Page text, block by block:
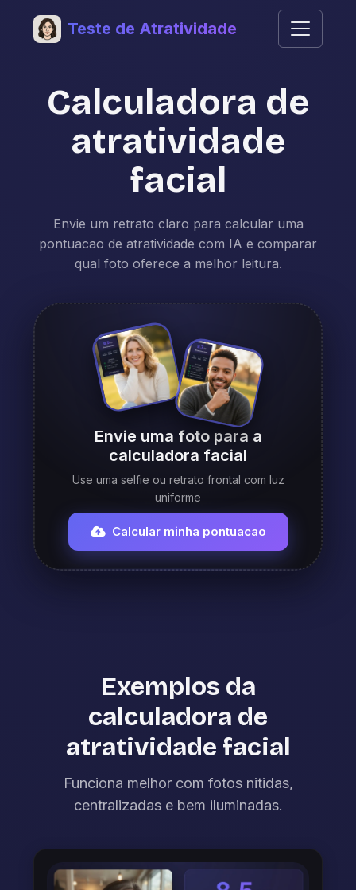
Teste de Atratividade
Calculadora de
atratividade
facial
Envie um retrato claro para calcular uma
pontuacao de atratividade com IA e comparar
qual foto oferece a melhor leitura.
Envie uma foto para a
calculadora facial
Use uma selfie ou retrato frontal com luz
uniforme
Calcular minha pontuacao
Exemplos da
calculadora de
atratividade facial
Funciona melhor com fotos nitidas,
centralizadas e bem iluminadas.